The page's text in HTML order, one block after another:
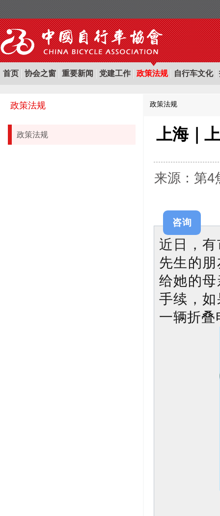
首页 协会之窗 重要新闻 党建工作 政策法规 自行车文化
政策法规
政策法规
政策法规
上海｜
来源：第4
咨询
近日，
先生的
给她的
手续，
一辆折叠